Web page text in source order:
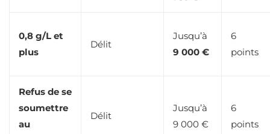
0,8 g/L et
plus
Délit
Jusqu’à
9 000 €
6
points
Refus de se
soumettre
au
Délit
Jusqu’à
9 000 €
6
points